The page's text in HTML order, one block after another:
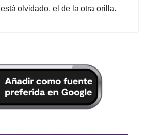
está olvidado, el de la otra orilla.